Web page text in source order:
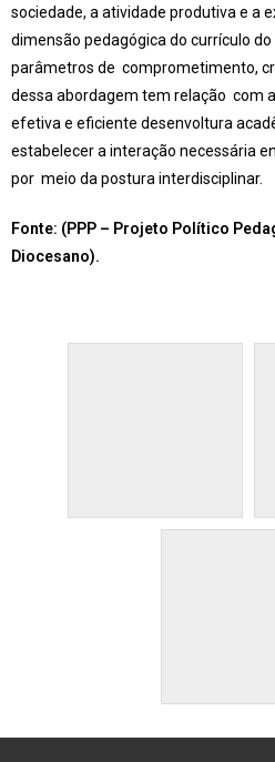
sociedade, a atividade produtiva e a
dimensão pedagógica do currículo do
parâmetros de comprometimento,
dessa abordagem tem relação com
efetiva e eficiente desenvoltura
estabelecer a interação necessária
por meio da postura interdisciplinar.
Fonte: (PPP – Projeto Político
Diocesano).